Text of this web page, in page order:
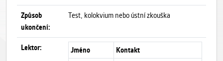
Způsob
ukončení:
Test, kolokvium nebo ústní zkouška
Lektor: Jméno
Kontakt